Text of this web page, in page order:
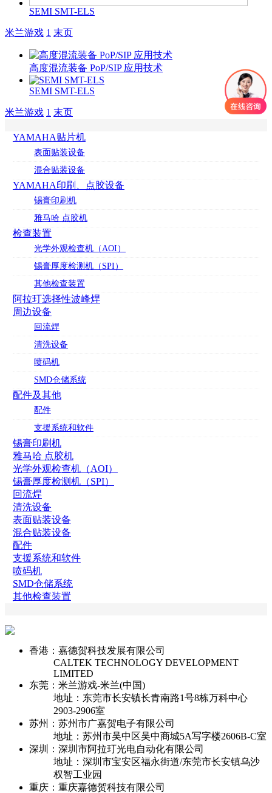
SEMI SMT-ELS
米兰游戏 1 末页
高度混流装备 PoP/SIP 应用技术
SEMI SMT-ELS
米兰游戏 1 末页
YAMAHA贴片机
表面贴装设备
混合贴装设备
YAMAHA印刷、点胶设备
锡膏印刷机
雅马哈 点胶机
检查装置
光学外观检查机（AOI）
锡膏厚度检测机（SPI）
其他检查装置
阿拉玎选择性波峰焊
周边设备
回流焊
清洗设备
喷码机
SMD仓储系统
配件及其他
配件
支援系统和软件
锡膏印刷机
雅马哈 点胶机
光学外观检查机（AOI）
锡膏厚度检测机（SPI）
回流焊
清洗设备
表面贴装设备
混合贴装设备
配件
支援系统和软件
喷码机
SMD仓储系统
其他检查装置
香港：嘉德贺科技发展有限公司
CALTEK TECHNOLOGY DEVELOPMENT
LIMITED
东莞：米兰游戏-米兰(中国)
地址：东莞市长安镇长青南路1号8栋万科中心
2903-2906室
苏州：苏州市广嘉贺电子有限公司
地址：苏州市吴中区吴中商城5A写字楼2606B-C室
深圳：深圳市阿拉玎光电自动化有限公司
地址：深圳市宝安区福永街道/东莞市长安镇乌沙
权智工业园
重庆：重庆嘉德贺科技有限公司